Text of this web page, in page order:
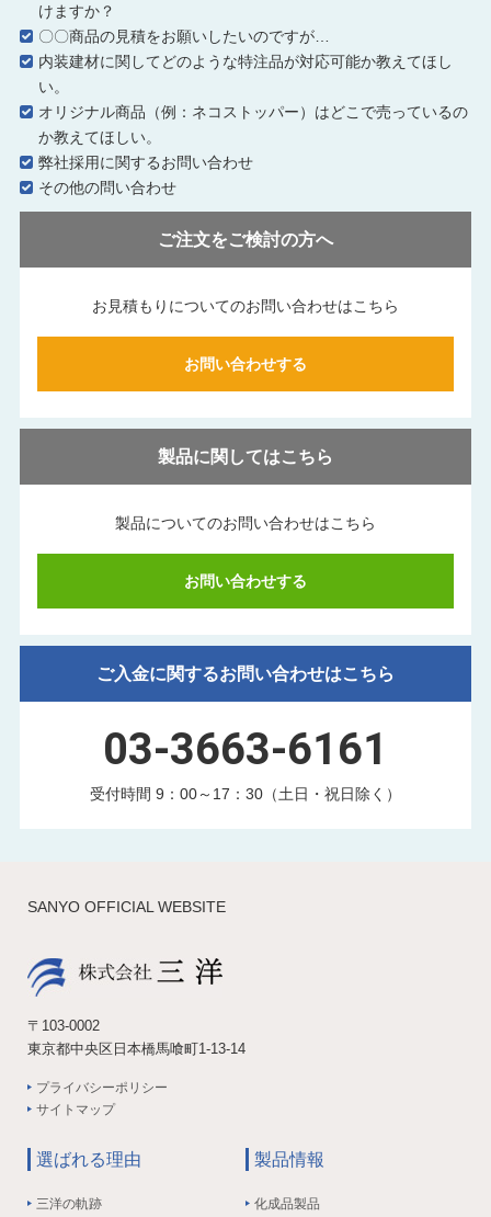
けますか？
〇〇商品の見積をお願いしたいのですが…
内装建材に関してどのような特注品が対応可能か教えてほし
い。
オリジナル商品（例：ネコストッパー）はどこで売っているの
か教えてほしい。
弊社採用に関するお問い合わせ
その他の問い合わせ
ご注文をご検討の方へ
お見積もりについてのお問い合わせはこちら
お問い合わせする
製品に関してはこちら
製品についてのお問い合わせはこちら
お問い合わせする
ご入金に関するお問い合わせはこちら
03-3663-6161
受付時間 9：00～17：30（土日・祝日除く）
SANYO OFFICIAL WEBSITE
〒103-0002
東京都中央区日本橋馬喰町1-13-14
プライバシーポリシー
サイトマップ
選ばれる理由
三洋の軌跡
製品情報
化成品製品